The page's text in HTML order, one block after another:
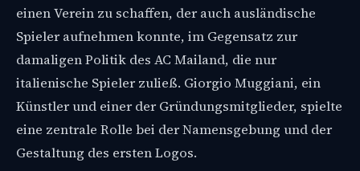
einen Verein zu schaffen, der auch ausländische
Spieler aufnehmen konnte, im Gegensatz zur
damaligen Politik des AC Mailand, die nur
italienische Spieler zuließ. Giorgio Muggiani, ein
Künstler und einer der Gründungsmitglieder, spielte
eine zentrale Rolle bei der Namensgebung und der
Gestaltung des ersten Logos.